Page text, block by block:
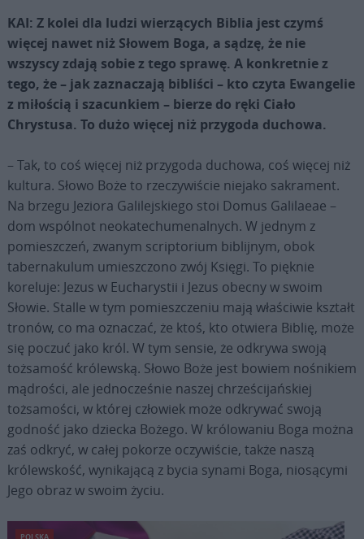
KAI: Z kolei dla ludzi wierzących Biblia jest czymś
więcej nawet niż Słowem Boga, a sądzę, że nie
wszyscy zdają sobie z tego sprawę. A konkretnie z
tego, że – jak zaznaczają bibliści – kto czyta Ewangelie
z miłością i szacunkiem – bierze do ręki Ciało
Chrystusa. To dużo więcej niż przygoda duchowa.
– Tak, to coś więcej niż przygoda duchowa, coś więcej niż
kultura. Słowo Boże to rzeczywiście niejako sakrament.
Na brzegu Jeziora Galilejskiego stoi Domus Galilaeae –
dom wspólnot neokatechumenalnych. W jednym z
pomieszczeń, zwanym scriptorium biblijnym, obok
tabernakulum umieszczono zwój Księgi. To pięknie
koreluje: Jezus w Eucharystii i Jezus obecny w swoim
Słowie. Stalle w tym pomieszczeniu mają właściwie kształt
tronów, co ma oznaczać, że ktoś, kto otwiera Biblię, może
się poczuć jako król. W tym sensie, że odkrywa swoją
tożsamość królewską. Słowo Boże jest bowiem nośnikiem
mądrości, ale jednocześnie naszej chrześcijańskiej
tożsamości, w której człowiek może odkrywać swoją
godność jako dziecka Bożego. W królowaniu Boga można
zaś odkryć, w całej pokorze oczywiście, także naszą
królewskość, wynikającą z bycia synami Boga, niosącymi
Jego obraz w swoim życiu.